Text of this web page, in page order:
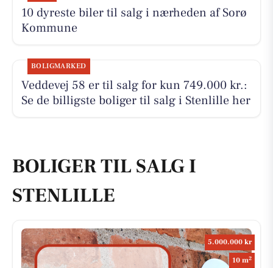
10 dyreste biler til salg i nærheden af Sorø
Kommune
BOLIGMARKED
Veddevej 58 er til salg for kun 749.000 kr.:
Se de billigste boliger til salg i Stenlille her
BOLIGER TIL SALG I
STENLILLE
5.000.000 kr
10 m2